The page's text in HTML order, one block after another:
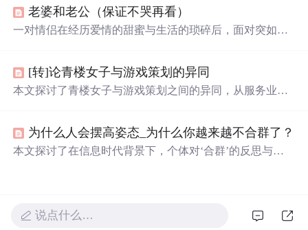
事。老婆和老公（保证不哭再看）
一对情侣在经历爱情的甜蜜与生活的琐碎后，面对突如其
期，十年后彻底忘记彼此，期待来生再续前缘。
[转]论青楼女子与游戏策划的异同
本文探讨了青楼女子与游戏策划之间的异同，从服务业的
的挑战和追求的理想。
为什么人会摆高姿态_为什么你越来越不合群了？
本文探讨了在信息时代背景下，个体对‘合群’的反思与重
批判强制合群对心理健康的损害，并指出卓尔不群者更易
在技术驱动的知识经济中建立差异化优势。
说点什么…